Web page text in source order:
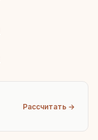
Рассчитать →